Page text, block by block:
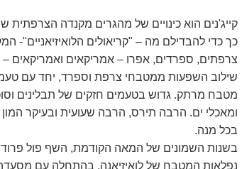
כך כדי להבדילם מה – "קריאולים
צרפתים, ספרדים, אפרו – אמריקאים ואמריקאים –
שילוב השפעות ממטבחי צרפת וספרד, יחד עם טעמים
מטבח מרתק. גדוש בטעמים חזקים של תבלינים
ומאכלי ים. הרבה תירס, הרבה שעועית ובעיקר
בכל מנה.
בשנות השמונים של המאה הקודמת, השף פול
נפלאות המטבח של לואיזיאנה, בהתחלה עם